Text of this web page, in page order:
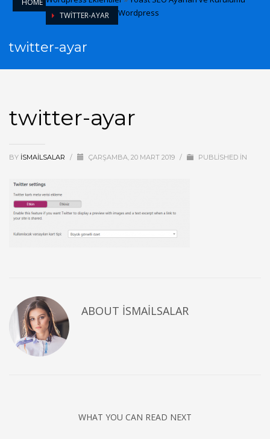
Wordpress
TWITTER-AYAR
twitter-ayar
twitter-ayar
BY ISMAILSALAR / ÇARŞAMBA, 20 MART 2019 / PUBLISHED IN
ABOUT ISMAILSALAR
WHAT YOU CAN READ NEXT